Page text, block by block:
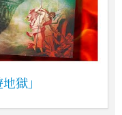
獄」